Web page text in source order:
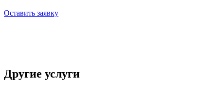
Оставить заявку
Другие услуги